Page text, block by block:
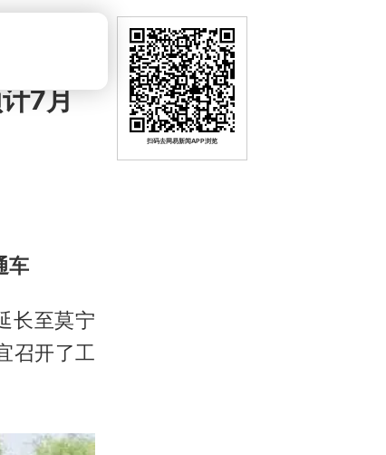
7月
车
长至莫宁
召开了工
扫码去网易新闻APP浏览